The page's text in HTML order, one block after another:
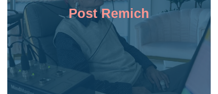
Post Remich